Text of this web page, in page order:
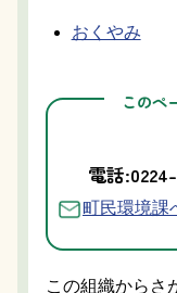
おくやみ
このペ
電話
町民環境課
この組織からさ